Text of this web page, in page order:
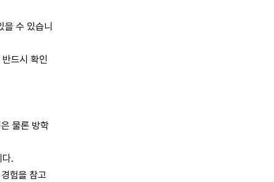
을 수 있습니
드시 확인
물론 방학
.
험을 참고